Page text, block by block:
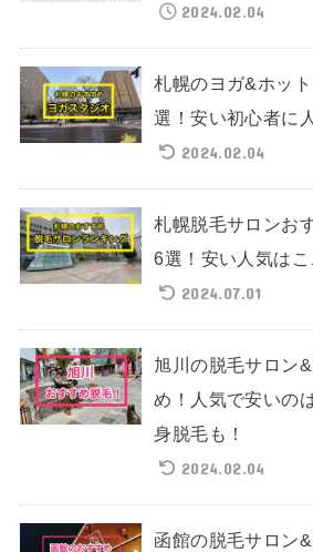
2024.02.04
札幌のヨガ&ホッ
選！安い初心者に
2024.02.04
札幌脱毛サロンお
6選！安い人気はこ
2024.07.01
旭川の脱毛サロン
め！人気で安いの
身脱毛も！
2024.02.04
函館の脱毛サロン